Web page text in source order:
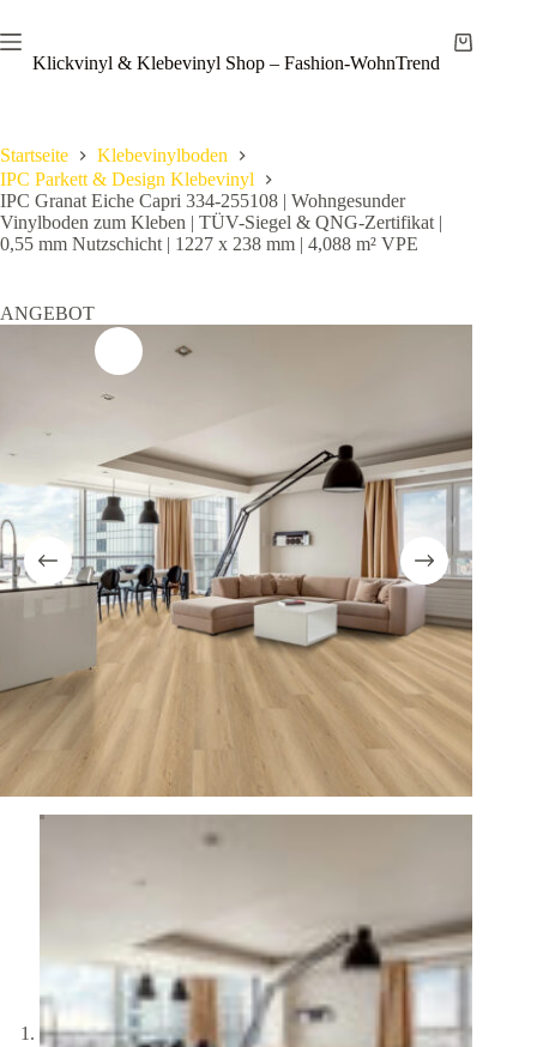
Inhalt
springenKlickvinyl & Klebevinyl Shop – Fashion-WohnTrend
Warenkorb
Startseite
Klebevinylboden
IPC Parkett & Design Klebevinyl
IPC Granat Eiche Capri 334-255108 | Wohngesunder
Vinylboden zum Kleben | TÜV-Siegel & QNG-Zertifikat |
0,55 mm Nutzschicht | 1227 x 238 mm | 4,088 m² VPE
ANGEBOT